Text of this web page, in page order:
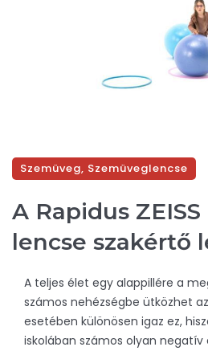
Szemüveg, Szemüveglencse
A Rapidus
lencse szakértő
A teljes élet egy alappillére a
számos nehézségbe ütközhet
esetében különösen igaz ez,
iskolában számos olyan